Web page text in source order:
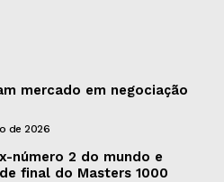
mercado em negociação
de 2026
número 2 do mundo e
final do Masters 1000